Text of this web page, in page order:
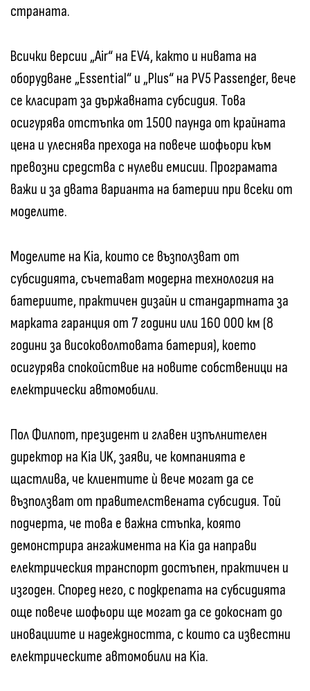
страната.
Всички версии „Air“ на EV4, както и нивата на
оборудване „Essential“ и „Plus“ на PV5 Passenger, вече
се класират за държавната субсидия. Това
осигурява отстъпка от 1500 паунда от крайната
цена и улеснява прехода на повече шофьори към
превозни средства с нулеви емисии. Програмата
важи и за двата варианта на батерии при всеки от
моделите.
Моделите на Kia, които се възползват от
субсидията, съчетават модерна технология на
батериите, практичен дизайн и стандартната за
марката гаранция от 7 години или 160 000 км (8
години за високоволтовата батерия), което
осигурява спокойствие на новите собственици на
електрически автомобили.
Пол Филпот, президент и главен изпълнителен
директор на Kia UK, заяви, че компанията е
щастлива, че клиентите ѝ вече могат да се
възползват от правителствената субсидия. Той
подчерта, че това е важна стъпка, която
демонстрира ангажимента на Kia да направи
електрическия транспорт достъпен, практичен и
изгоден. Според него, с подкрепата на субсидията
още повече шофьори ще могат да се докоснат до
иновациите и надеждността, с които са известни
електрическите автомобили на Kia.